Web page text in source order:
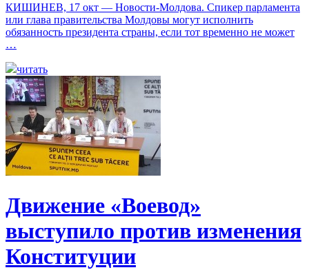
КИШИНЕВ, 17 окт — Новости-Молдова. Спикер парламента
или глава правительства Молдовы могут исполнить
обязанность президента страны, если тот временно не может
…
читать
Движение «Воевод»
выступило против изменения
Конституции